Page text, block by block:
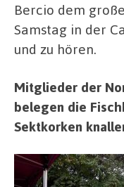
Bercio dem
Samstag in der
und zu hören.
Mitglieder der
belegen die
Sektkorken